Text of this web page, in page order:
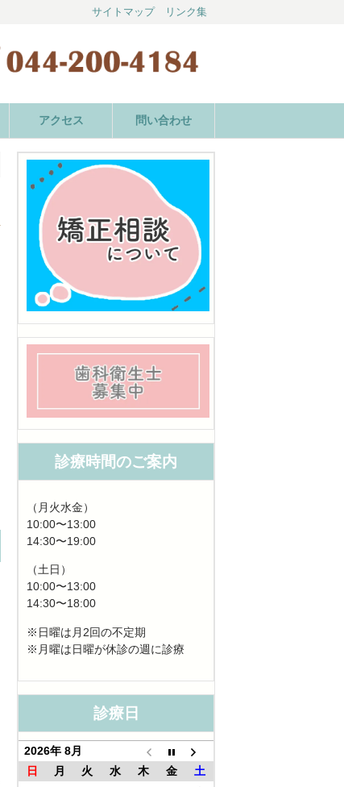
サイトマップ リンク集
アクセス 問い合わせ
診療時間のご案内
（月火水金）
10:00〜13:00
14:30〜19:00
（土日）
10:00〜13:00
14:30〜18:00
※日曜は月2回の不定期
※月曜は日曜が休診の週に診療
診療日
2026年 8月
日
月 火 水 木 金
土